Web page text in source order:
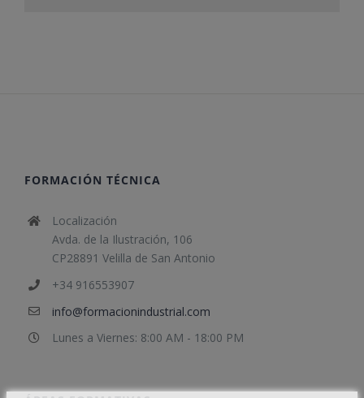
FORMACIÓN TÉCNICA
Localización
Avda. de la Ilustración, 106
CP28891 Velilla de San Antonio
+34 916553907
info@formacionindustrial.com
Lunes a Viernes: 8:00 AM - 18:00 PM